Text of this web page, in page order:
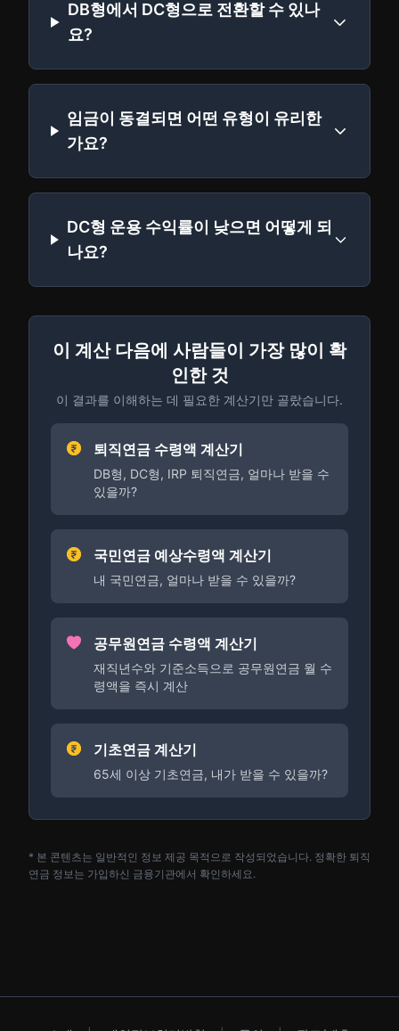
DB형에서 DC형으로 전환할 수 있나
요?
임금이 동결되면 어떤 유형이 유리한
가요?
DC형 운용 수익률이 낮으면 어떻게 되
나요?
이 계산 다음에 사람들이 가장 많이 확
인한 것
이 결과를 이해하는 데 필요한 계산기만 골랐습니다.
퇴직연금 수령액 계산기
DB형, DC형, IRP 퇴직연금, 얼마나 받을 수
있을까?
국민연금 예상수령액 계산기
내 국민연금, 얼마나 받을 수 있을까?
공무원연금 수령액 계산기
재직년수와 기준소득으로 공무원연금 월 수
령액을 즉시 계산
기초연금 계산기
65세 이상 기초연금, 내가 받을 수 있을까?
* 본 콘텐츠는 일반적인 정보 제공 목적으로 작성되었습니다. 정확한 퇴직
연금 정보는 가입하신 금융기관에서 확인하세요.